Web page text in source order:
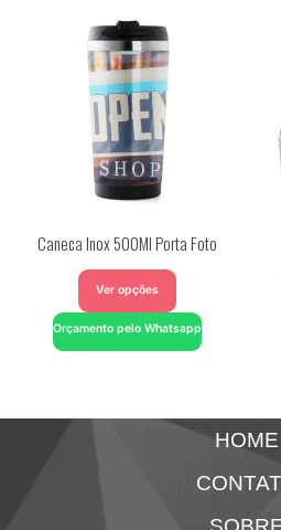
Caneca Inox 500Ml Porta Foto
Ver opções
Orçamento pelo Whatsapp
HOME